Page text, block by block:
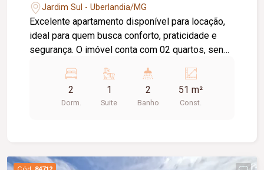
Jardim Sul - Uberlandia/MG
Excelente apartamento disponível para locação,
ideal para quem busca conforto, praticidade e
segurança. O imóvel conta com 02 quartos, sendo
e armário sob a pia. A sala é aconchegante e
conta com painel para TV, enquanto a cozinha é
equipada com armário planejado e cooktop,
pia, elevador e 01 vaga de estacionamento. O
2
Dorm.
1
Suite
2
Banho
51 m²
Const.